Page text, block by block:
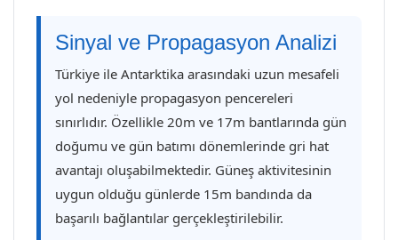
Sinyal ve Propagasyon Analizi
Türkiye ile Antarktika arasındaki uzun mesafeli
yol nedeniyle propagasyon pencereleri
sınırlıdır. Özellikle 20m ve 17m bantlarında gün
doğumu ve gün batımı dönemlerinde gri hat
avantajı oluşabilmektedir. Güneş aktivitesinin
uygun olduğu günlerde 15m bandında da
başarılı bağlantılar gerçekleştirilebilir.